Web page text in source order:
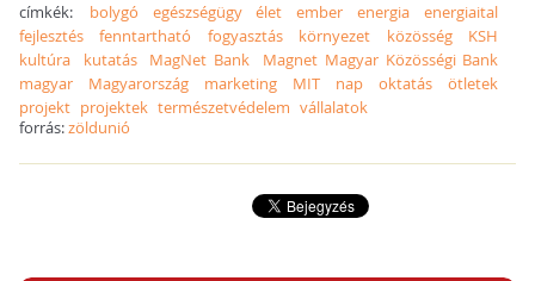
címkék: bolygó egészségügy élet ember energia
energiaital
fejlesztés
fenntartható fogyasztás környezet közösség
KSH
kultúra
kutatás MagNet Bank
Magnet Magyar Közösségi Bank
magyar
Magyarország marketing MIT nap oktatás
ötletek
projekt projektek természetvédelem vállalatok
forrás:zöldunió